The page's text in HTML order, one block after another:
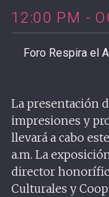
12:00 PM -
Foro Respira el
La presentación
impresiones y
llevará a cabo
a.m. La
director
Culturales y